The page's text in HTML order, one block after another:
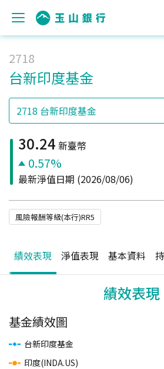
2718
台新印度基金
30.24 新臺幣
0.57%
最新淨值日期 (2026/08/06)
風險報酬等級(本行)RR5
績效表現 淨值表現 基本資料
績效表現
基金績效圖
台新印度基金
印度(INDA.US)